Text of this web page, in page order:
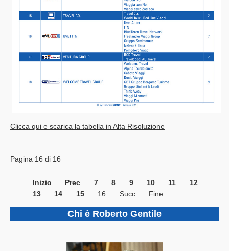
Clicca qui e scarica la tabella in Alta Risoluzione
Pagina 16 di 16
Inizio Prec 7 8 9 10 11
12
13
14 15 16 Succ Fine
Chi è Roberto Gentile